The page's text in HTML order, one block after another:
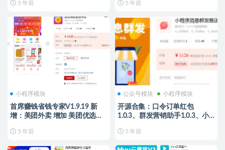
5 年前 5 年前
小程序模块
首席赚钱省钱专家V1.9.19 新
增：美团外卖 增加 美团优选红
5 年前
公众号模块 小程序模块
开源合集：口令订单红包
1.0.3、群发营销助手1.0.3、小
公众号多域名授权-2.3.0
5 年前